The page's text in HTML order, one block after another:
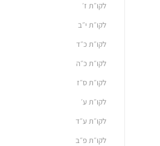
לקו״ת ז׳
לקו״ת י״ב
לקו״ת כ״ד
לקו״ת כ״ה
לקו״ת ס״ז
לקו״ת ע׳
לקו״ת ע״ד
לקו״ת פ״ב